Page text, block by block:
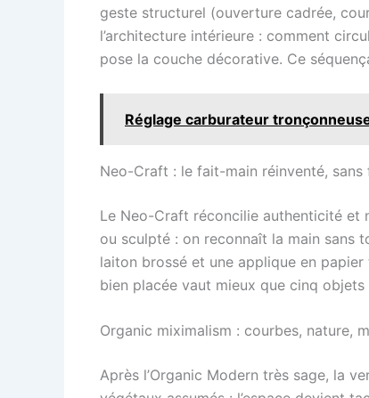
geste structurel (ouverture cadrée,
l’architecture intérieure : comment
pose la couche décorative. Ce
Réglage carburateur
Neo-Craft : le fait-main réinventé, sans
Le Neo-Craft réconcilie authenticité et
ou sculpté : on reconnaît la main sans
laiton brossé et une applique en
bien placée vaut mieux que cinq objets
Organic miximalism : courbes, nature,
Après l’Organic Modern très sage, la